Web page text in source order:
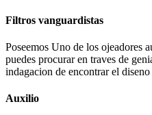
Filtros vanguardistas
Poseemos Uno de los ojeadores
puedes procurar en traves de
indagacion de encontrar el
Auxilio